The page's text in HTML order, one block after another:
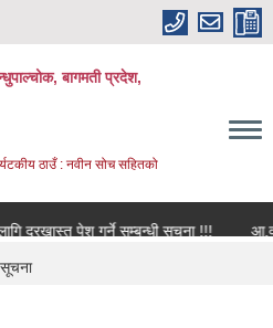
बागमती प्रदेश,
ठाउँ : नवीन सोच सहितको
पेश गर्ने सम्बन्धी सूचना !!!
आ.व.